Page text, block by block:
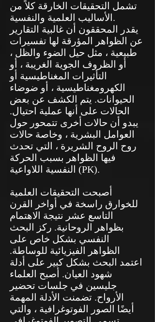
تشمل التحقيقات الخارقة كلاً من
الأساليب العلمية والنفسية.
يقدر المحققون أن غالبية التقارير
عن الظواهر المؤرقة لها تفسيرات
طبيعية ، مثل حيل الضوء والظل ،
أو الظروف الجوية الغريبة ، أو
التأثيرات المغناطيسية أو
الكهرومغناطيسية ، أو ضوضاء
الحيوانات. يتم الكشف عن بعض
الحالات على أنها عملية احتيال.
يبدو أن حالات أخرى تتمحور حول
العوامل البشرية ، وخاصة حالات
روح الروح الشريرة ، التي تحدث
فيها الظواهر بسبب الحركة
النفسية اللاواعية (PK).
أصبحت التحقيقات العلمية
للخوارق راسخة في أواخر القرن
التاسع عشر نتيجة الاهتمام
بظواهر الروحانية. ركز البحث
النفسي بشكل خاص على
الظواهر الفيزيائية للوساطة.
اعتمد البحث بشكل كبير على أدلة
شهود العيان. أصبح العلماء
جليسين في جلسات تحضير
الأرواح. تضمنت الأدلة المهمة
أيضًا الصور الفوتوغرافية ، والتي